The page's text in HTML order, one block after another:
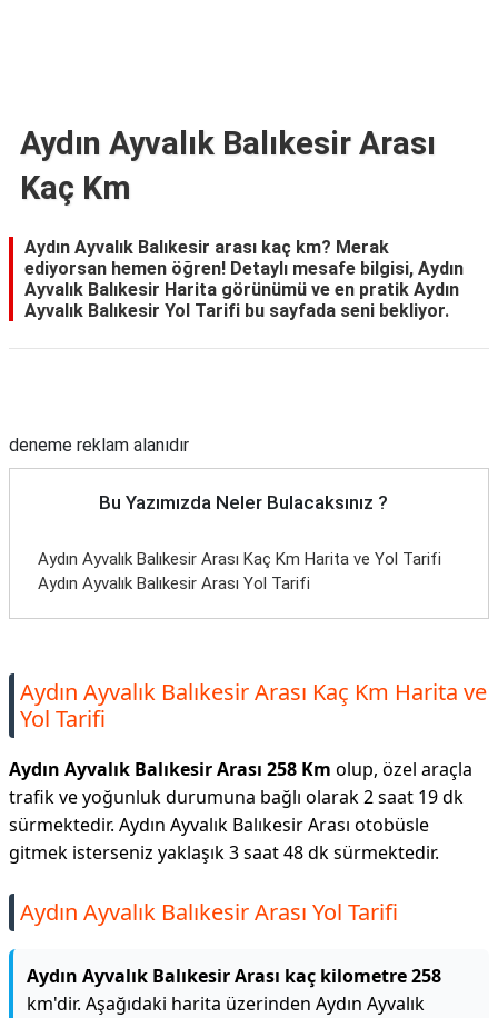
Aydın Ayvalık Balıkesir Arası
Kaç Km
Aydın Ayvalık Balıkesir arası kaç km? Merak
ediyorsan hemen öğren! Detaylı mesafe bilgisi, Aydın
Ayvalık Balıkesir Harita görünümü ve en pratik Aydın
Ayvalık Balıkesir Yol Tarifi bu sayfada seni bekliyor.
deneme reklam alanıdır
Bu Yazımızda Neler Bulacaksınız ?
Aydın Ayvalık Balıkesir Arası Kaç Km Harita ve Yol Tarifi
Aydın Ayvalık Balıkesir Arası Yol Tarifi
Aydın Ayvalık Balıkesir Arası Kaç Km Harita ve
Yol Tarifi
Aydın Ayvalık Balıkesir Arası 258 Km olup, özel araçla
trafik ve yoğunluk durumuna bağlı olarak 2 saat 19 dk
sürmektedir. Aydın Ayvalık Balıkesir Arası otobüsle
gitmek isterseniz yaklaşık 3 saat 48 dk sürmektedir.
Aydın Ayvalık Balıkesir Arası Yol Tarifi
Aydın Ayvalık Balıkesir Arası kaç kilometre 258
km'dir. Aşağıdaki harita üzerinden Aydın Ayvalık